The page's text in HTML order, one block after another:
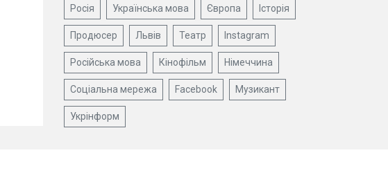
Росія Українська мова Європа Історія
Продюсер Львів Театр Instagram
Російська мова Кінофільм Німеччина
Соціальна мережа Facebook Музикант
Укрінформ